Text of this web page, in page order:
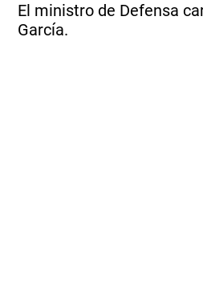
El ministro de Defensa
García.